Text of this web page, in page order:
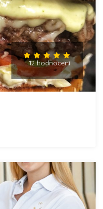
12 hodnocení